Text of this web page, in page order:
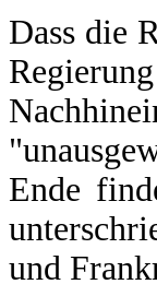
Dass die
Ende
und